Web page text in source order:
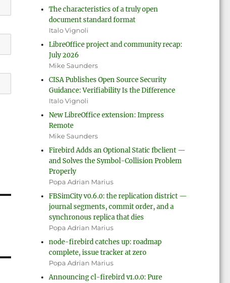
The characteristics of a truly open
document standard format
Italo Vignoli
LibreOffice project and community recap:
July 2026
Mike Saunders
CISA Publishes Open Source Security
Guidance: Verifiability Is the Difference
Italo Vignoli
New LibreOffice extension: Impress
Remote
Mike Saunders
Firebird Adds an Optional Static fbclient —
and Solves the Symbol-Collision Problem
Properly
Popa Adrian Marius
FBSimCity v0.6.0: the replication district —
journal segments, commit order, and a
synchronous replica that dies
Popa Adrian Marius
node-firebird catches up: roadmap
complete, issue tracker at zero
Popa Adrian Marius
Announcing cl-firebird v1.0.0: Pure